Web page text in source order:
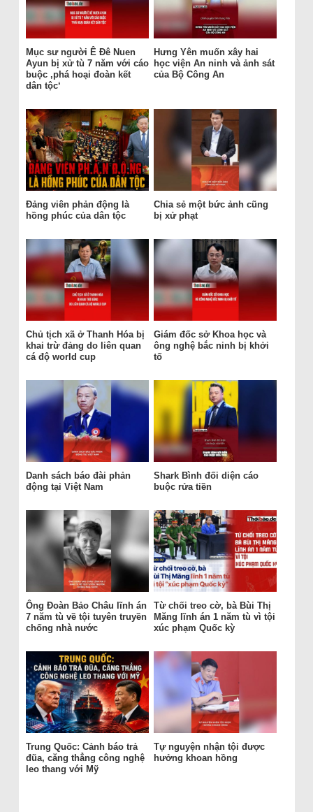
Mục sư người Ê Đê Nuen
Ayun bị xử tù 7 năm với cáo
buộc ‚phá hoại đoàn kết
dân tộc‘
Hưng Yên muốn xây hai
học viện An ninh và ảnh sát
của Bộ Công An
Đảng viên phản động là
hồng phúc của dân tộc
Chia sẻ một bức ảnh cũng
bị xử phạt
Chủ tịch xã ở Thanh Hóa bị
khai trừ đảng do liên quan
cá độ world cup
Giám đốc sở Khoa học và
ông nghệ bắc ninh bị khởi
tố
Danh sách báo đài phản
động tại Việt Nam
Shark Bình đối diện cáo
buộc rửa tiền
Ông Đoàn Bảo Châu lĩnh án
7 năm tù về tội tuyên truyền
chống nhà nước
Từ chối treo cờ, bà Bùi Thị
Măng lĩnh án 1 năm tù vì tội
xúc phạm Quốc kỳ
Trung Quốc: Cảnh báo trả
đũa, căng thẳng công nghệ
leo thang với Mỹ
Tự nguyện nhận tội được
hưởng khoan hồng